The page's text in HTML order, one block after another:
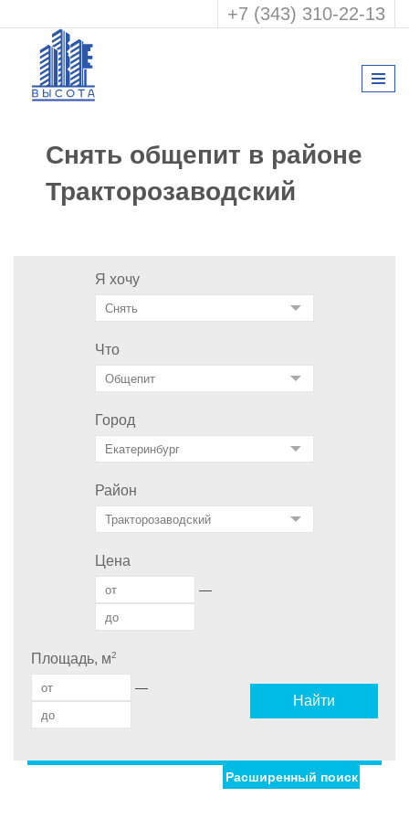
+7 (343) 310-22-13
Снять общепит в районе
Тракторозаводский
Я хочу
Что
Город
Район
Цена
—
Площадь, м2
—
Найти
Дом С фото
Расширенный поиск